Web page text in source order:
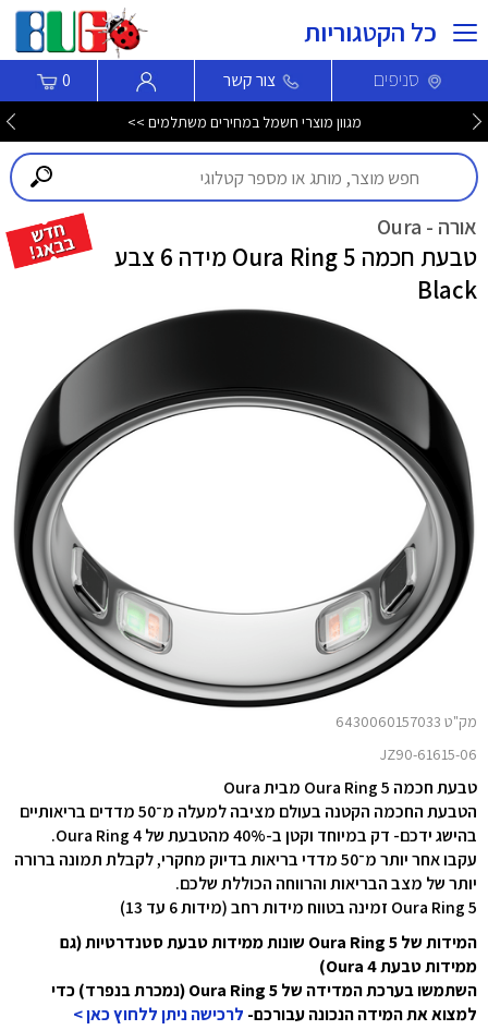
כל הקטגוריות
סניפים צור קשר 0
מגוון שואבים שוטפים חכמים ROBOROCK במחירי קיץ! >>>
אורה - Oura
טבעת חכמה Oura Ring 5 מידה 6 צבע
Black
מק"ט 6430060157033
JZ90-61615-06
טבעת חכמה Oura Ring 5 מבית Oura
הטבעת החכמה הקטנה בעולם מציבה למעלה מ־50 מדדים בריאותיים
בהישג ידכם- דק במיוחד וקטן ב-40% מהטבעת של Oura Ring 4.
עקבו אחר יותר מ־50 מדדי בריאות בדיוק מחקרי, לקבלת תמונה ברורה
יותר של מצב הבריאות והרווחה הכוללת שלכם.
Oura Ring 5 זמינה בטווח מידות רחב (מידות 6 עד 13)
המידות של Oura Ring 5 שונות ממידות טבעת סטנדרטיות (גם
ממידות טבעת Oura 4)
השתמשו בערכת המדידה של Oura Ring 5 (נמכרת בנפרד) כדי
למצוא את המידה הנכונה עבורכם- לרכישה ניתן ללחוץ כאן >